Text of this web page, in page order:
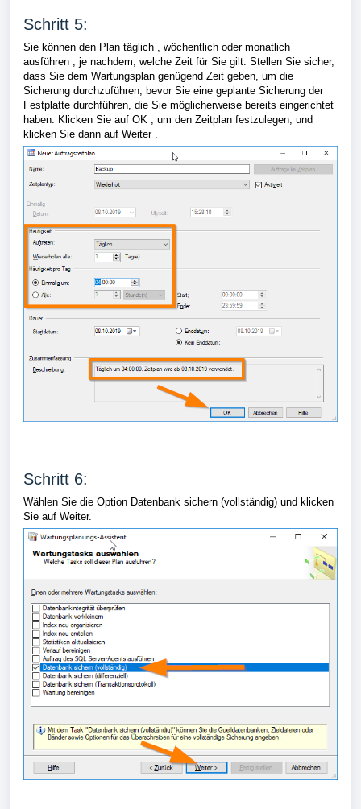
Schritt 5:
Sie können den Plan täglich , wöchentlich oder monatlich
ausführen , je nachdem, welche Zeit für Sie gilt. Stellen Sie sicher,
dass Sie dem Wartungsplan genügend Zeit geben, um die
Sicherung durchzuführen, bevor Sie eine geplante Sicherung der
Festplatte durchführen, die Sie möglicherweise bereits eingerichtet
haben. Klicken Sie auf OK , um den Zeitplan festzulegen, und
klicken Sie dann auf Weiter .
Schritt 6:
Wählen Sie die Option Datenbank sichern (vollständig) und klicken
Sie auf Weiter.